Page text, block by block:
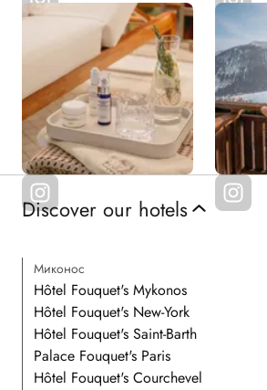
Discover our hotels
Миконос
Hôtel Fouquet's Mykonos
Hôtel Fouquet's New-York
Hôtel Fouquet's Saint-Barth
Palace Fouquet's Paris
Hôtel Fouquet's Courchevel